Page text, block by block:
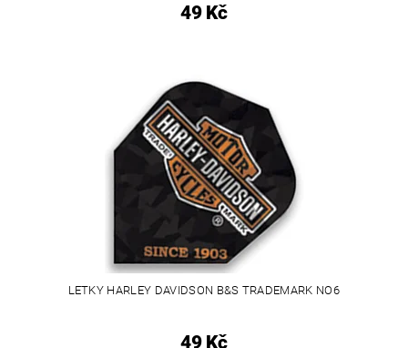
49 Kč
LETKY HARLEY DAVIDSON B&S TRADEMARK NO6
49 Kč